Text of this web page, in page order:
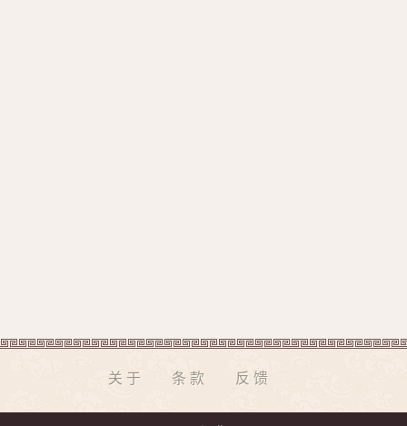
关于 条款 反馈